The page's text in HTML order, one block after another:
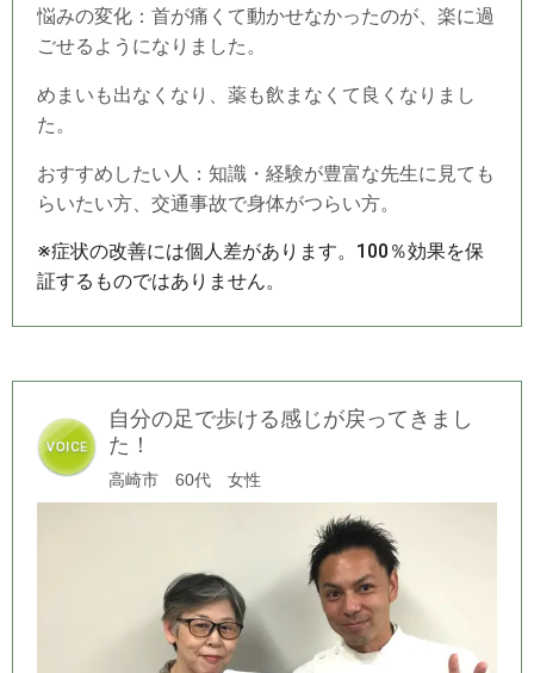
悩みの変化：首が痛くて動かせなかったのが、楽に過
ごせるようになりました。
めまいも出なくなり、薬も飲まなくて良くなりまし
た。
おすすめしたい人：知識・経験が豊富な先生に見ても
らいたい方、交通事故で身体がつらい方。
※症状の改善には個人差があります。100％効果を保
証するものではありません。
自分の足で歩ける感じが戻ってきまし
た！
高崎市 60代 女性